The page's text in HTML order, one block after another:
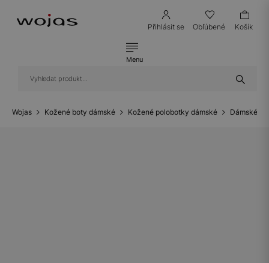
Přihlásit se Obľúbené Košík
Menu
Wojas Kožené boty dámské Kožené polobotky dámské Dámské